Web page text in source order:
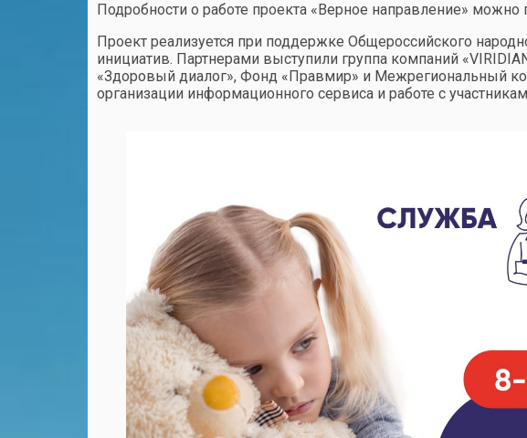
Подробности о работе проекта «Верное направление»
Проект реализуется при поддержке Общероссийского
инициатив. Партнерами выступили группа компаний
«Здоровый диалог», Фонд «Правмир» и Межрегиональный
организации информационного сервиса и работе с